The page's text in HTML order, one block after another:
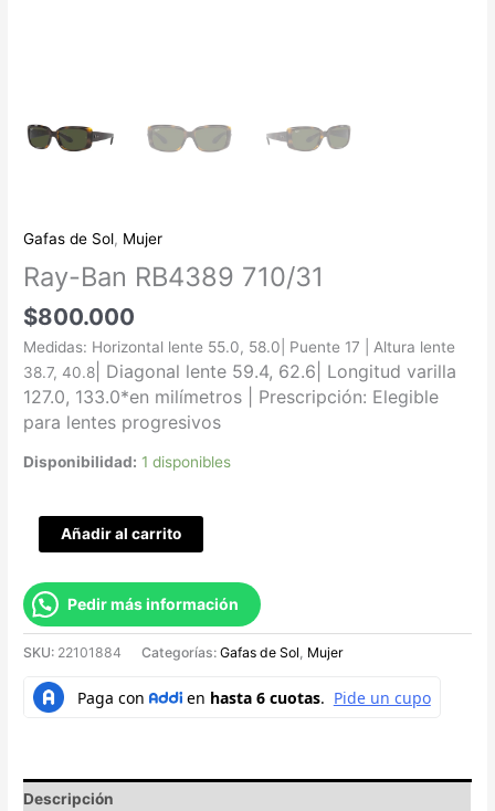
Gafas de Sol, Mujer
Ray-Ban RB4389 710/31
$800.000
Medidas: Horizontal lente 55.0, 58.0| Puente 17 | Altura lente
38.7, 40.8
| Diagonal lente 59.4, 62.6 | Longitud varilla
127.0, 133.0*en milímetros | Prescripción: Elegible
para lentes progresivos
Disponibilidad: 1 disponibles
Añadir al carrito
Pedir más información
SKU: 22101884 Categorías:Gafas de Sol, Mujer
Descripción